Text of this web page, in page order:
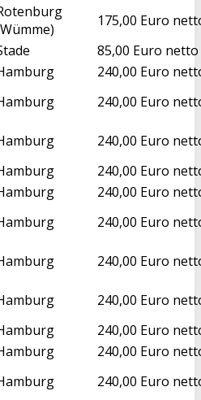
175,00 Euro
85,00 Euro netto
240,00 Euro
240,00 Euro
240,00 Euro
240,00 Euro
240,00 Euro
240,00 Euro
240,00 Euro
240,00 Euro
240,00 Euro
240,00 Euro
240,00 Euro